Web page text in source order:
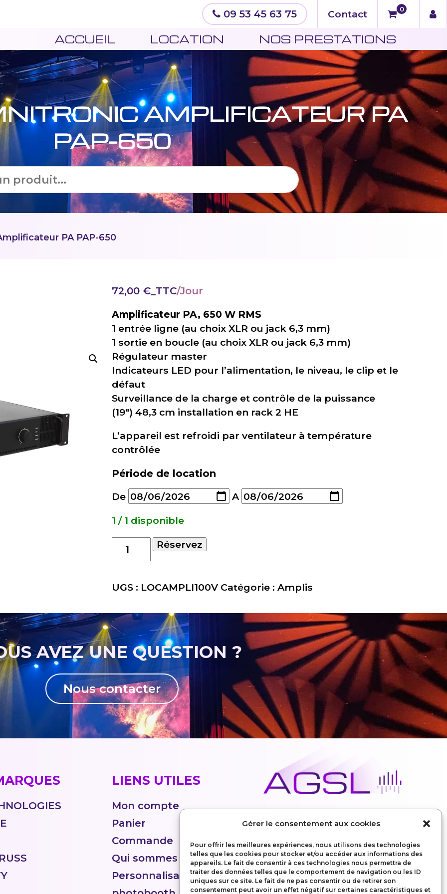
Gérer le consentement aux cookies
Pour offrir les meilleures expériences, nous utilisons des technologies
telles que les cookies pour stocker et/ou accéder aux informations des
appareils. Le fait de consentir à ces technologies nous permettra de
traiter des données telles que le comportement de navigation ou les ID
uniques sur ce site. Le fait de ne pas consentir ou de retirer son
consentement peut avoir un effet négatif sur certaines caractéristiques et
09 53 45 63 75 Contact 0
ACCUEIL LOCATION NOS PRESTATIONS
AMPLIFICATEUR PA
PAP-650
PA PAP-650
72,00 €_TTC
Amplificateur PA, 650 W RMS
1 entrée ligne (au choix XLR ou jack 6,3 mm)
1 sortie en boucle (au choix XLR ou jack 6,3 mm)
Régulateur master
Indicateurs LED pour l’alimentation, le niveau, le clip et le
défaut
Surveillance de la charge et contrôle de la puissance
(19″) 48,3 cm installation en rack 2 HE
L’appareil est refroidi par ventilateur à température
contrôlée
Période de location
De
A
1 / 1 disponible
quantité
OMNITRONIC
PA
PAP-
650
Réservez
UGS : LOCAMPLI100V Catégorie : Amplis
AVEZ UNE QUESTION ?
Nous contacter
LIENS UTILES
Mon compte
Panier
Commande
Qui sommes nous ?
Personnalisation
Mentions légales
Politique de confidentialité
Conditions Générales d’utilisation